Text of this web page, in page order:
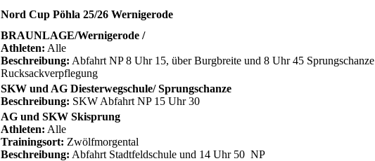
Nord Cup Pöhla 25/26 Wernigerode
BRAUNLAGE/Wernigerode /
Athleten: Alle
Beschreibung: Abfahrt NP 8 Uhr 15, über Burgbreite und 8 Uhr 45 Sprungschanze
Rucksackverpflegung
SKW und AG Diesterwegschule/ Sprungschanze
Beschreibung: SKW Abfahrt NP 15 Uhr 30
AG und SKW Skisprung
Athleten: Alle
Trainingsort: Zwölfmorgental
Beschreibung: Abfahrt Stadtfeldschule und 14 Uhr 50 NP